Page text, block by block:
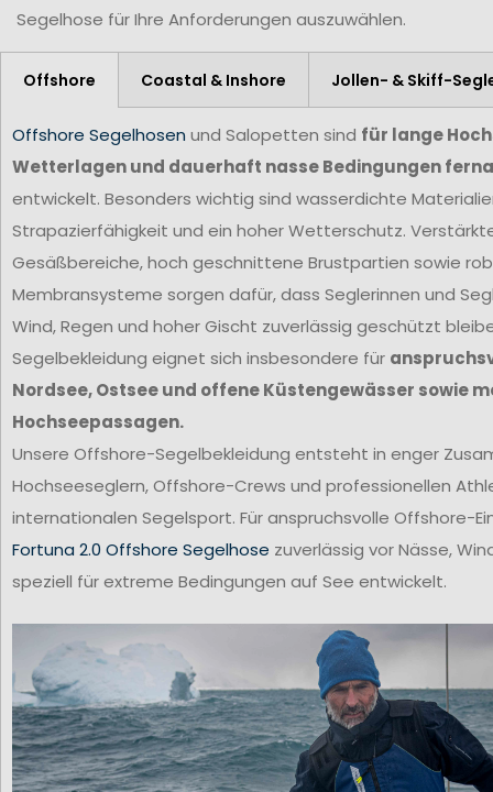
Segelhose für Ihre Anforderungen auszuwählen.
Offshore Coastal & Inshore Jollen- & Skiff-
Offshore Segelhosen und Salopetten sind für lange
Wetterlagen und dauerhaft nasse Bedingungen
entwickelt. Besonders wichtig sind wasserdichte
Strapazierfähigkeit und ein hoher Wetterschutz.
Gesäßbereiche, hoch geschnittene Brustpartien sowie
Membransysteme sorgen dafür, dass Seglerinnen und
Wind, Regen und hoher Gischt zuverlässig geschützt
Segelbekleidung eignet sich insbesondere für
Nordsee, Ostsee und offene Küstengewässer sowie
Hochseepassagen.
Unsere Offshore-Segelbekleidung entsteht in enger
Hochseeseglern, Offshore-Crews und professionellen
internationalen Segelsport. Für anspruchsvolle Offshore-
Fortuna 2.0 Offshore Segelhose zuverlässig vor Nässe,
speziell für extreme Bedingungen auf See entwickelt.